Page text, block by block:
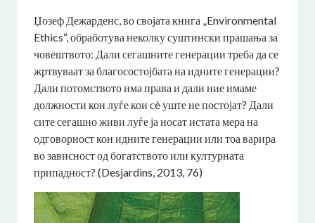
Џозеф Дежарденс, во својата книга „Environmental
Ethics“, обработува неколку суштински прашања за
човештвото: Дали сегашните генерации треба да се
жртвуваат за благосостојбата на идните генерации?
Дали потомството има права и дали ние имаме
должности кон луѓе кои сè уште не постојат? Дали
сите сегашно живи луѓе ја носат истата мера на
одговорност кон идните генерации или тоа варира
во зависност од богатството или културната
припадност? (Desjardins, 2013, 76)